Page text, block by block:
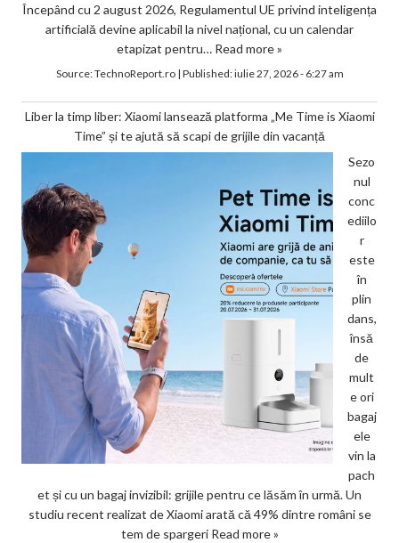
Începând cu 2 august 2026, Regulamentul UE privind inteligența
artificială devine aplicabil la nivel național, cu un calendar
etapizat pentru… Read more »
Source:TechnoReport.ro| Published:iulie 27, 2026 - 6:27 am
Liber la timp liber: Xiaomi lansează platforma „Me Time is Xiaomi
Time” și te ajută să scapi de grijile din vacanță
Sezo
nul
conc
ediilo
r
este
în
plin
dans,
însă
de
mult
e ori
bagaj
ele
vin la
pach
et și cu un bagaj invizibil: grijile pentru ce lăsăm în urmă. Un
studiu recent realizat de Xiaomi arată că 49% dintre români se
tem de spargeri Read more »